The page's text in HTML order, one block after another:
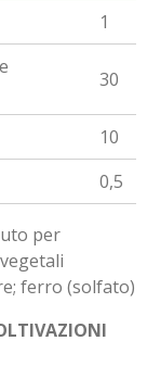
1
30
10
0,5
per
ferro (solfato)